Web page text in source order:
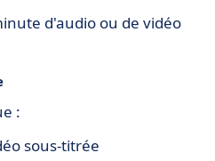
d'audio ou de vidéo
:
sous-titrée